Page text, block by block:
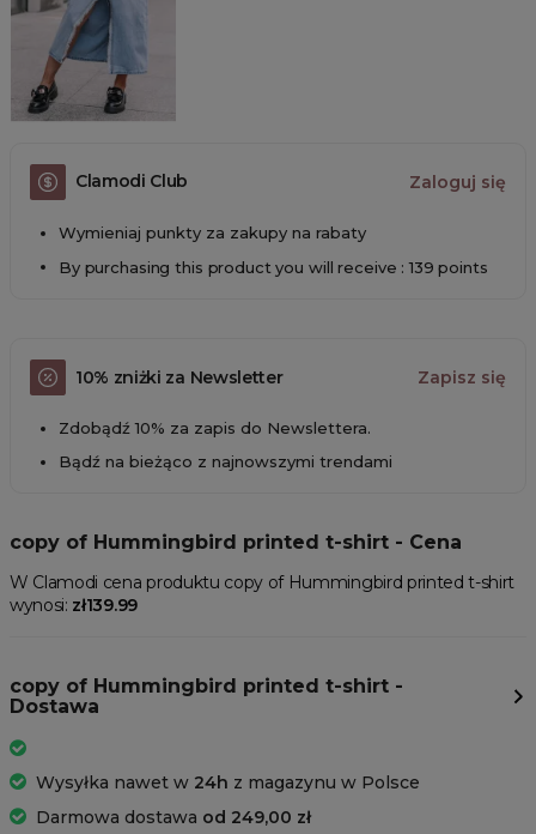
Clamodi Club Zaloguj się
Wymieniaj punkty za zakupy na rabaty
By purchasing this product you will receive : 139 points
10% zniżki za Newsletter Zapisz się
Zdobądź 10% za zapis do Newslettera.
Bądź na bieżąco z najnowszymi trendami
copy of Hummingbird printed t-shirt - Cena
W Clamodi cena produktu copy of Hummingbird printed t-shirt
wynosi: zł139.99
copy of Hummingbird printed t-shirt -
Dostawa
Wysyłka nawet w 24h z magazynu w Polsce
Darmowa dostawa od 249,00 zł